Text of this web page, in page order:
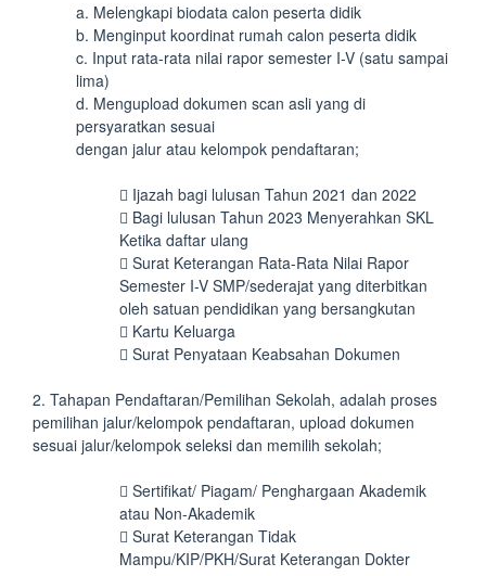
a. Melengkapi biodata calon peserta didik
b. Menginput koordinat rumah calon peserta didik
c. Input rata-rata nilai rapor semester I-V (satu sampai
lima)
d. Mengupload dokumen scan asli yang di
persyaratkan sesuai
dengan jalur atau kelompok pendaftaran;
 Ijazah bagi lulusan Tahun 2021 dan 2022
 Bagi lulusan Tahun 2023 Menyerahkan SKL
Ketika daftar ulang
 Surat Keterangan Rata-Rata Nilai Rapor
Semester I-V SMP/sederajat yang diterbitkan
oleh satuan pendidikan yang bersangkutan
 Kartu Keluarga
 Surat Penyataan Keabsahan Dokumen
2. Tahapan Pendaftaran/Pemilihan Sekolah, adalah proses
pemilihan jalur/kelompok pendaftaran, upload dokumen
sesuai jalur/kelompok seleksi dan memilih sekolah;
 Sertifikat/ Piagam/ Penghargaan Akademik
atau Non-Akademik
 Surat Keterangan Tidak
Mampu/KIP/PKH/Surat Keterangan Dokter